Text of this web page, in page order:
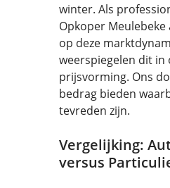
winter. Als
Opkoper
op deze
weerspiegelen dit in
prijsvorming. Ons
bedrag bieden
tevreden zijn.
Vergelijking:
versus